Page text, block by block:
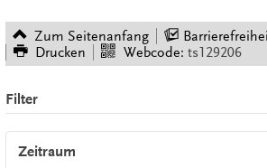
Zum Seitenanfang
Drucken
Webcode: ts129206
Filter
Zeitraum